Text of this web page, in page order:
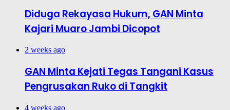
Diduga Rekayasa Hukum, GAN Minta
Kajari Muaro Jambi Dicopot
2 weeks ago
GAN Minta Kejati Tegas Tangani Kasus
Pengrusakan Ruko di Tangkit
4 weeks ago